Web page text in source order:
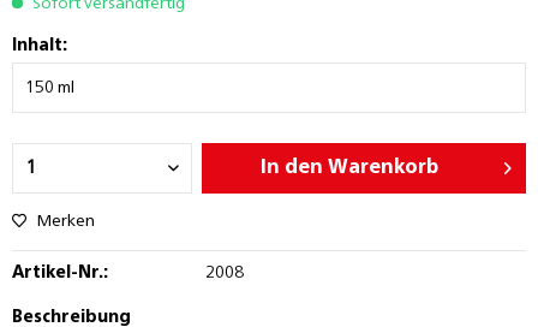
Sofort versandfertig
Inhalt:
In den Warenkorb
Merken
Artikel-Nr.: 2008
Beschreibung